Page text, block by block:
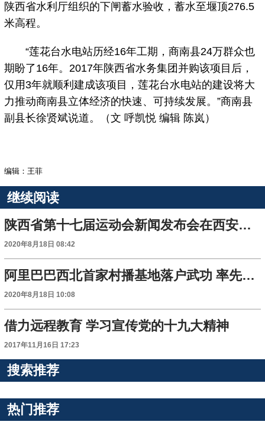
陕西省水利厅组织的下闸蓄水验收，蓄水至堰顶276.5
米高程。
“莲花台水电站历经16年工期，商南县24万群众也
期盼了16年。2017年陕西省水务集团并购该项目后，
仅用3年就顺利建成该项目，莲花台水电站的建设将大
力推动商南县立体经济的快速、可持续发展。”商南县
副县长徐贤斌说道。（文 呼凯悦 编辑 陈岚）
编辑：王菲
继续阅读
陕西省第十七届运动会新闻发布会在西安举行
2020年8月18日 08:42
阿里巴巴西北首家村播基地落户武功 率先启动陕西千名“果农网红”培训
2020年8月18日 10:08
借力远程教育 学习宣传党的十九大精神
2017年11月16日 17:23
搜索推荐
热门推荐